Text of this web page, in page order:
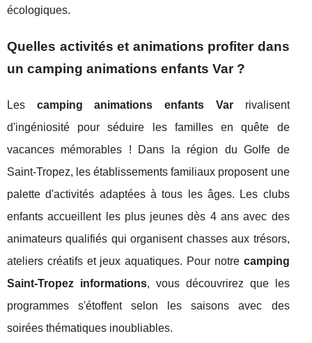
écologiques.
Quelles activités et animations profiter dans
un camping animations enfants Var ?
Les camping animations enfants Varrivalisent
d'ingéniosité pour séduire les familles en quête de
vacances mémorables ! Dans la région du Golfe de
Saint-Tropez, les établissements familiaux proposent une
palette d'activités adaptées à tous les âges. Les clubs
enfants accueillent les plus jeunes dès 4 ans avec des
animateurs qualifiés qui organisent chasses aux trésors,
ateliers créatifs et jeux aquatiques. Pour notre camping
Saint-Tropez informations, vous découvrirez que les
programmes s'étoffent selon les saisons avec des
soirées thématiques inoubliables.